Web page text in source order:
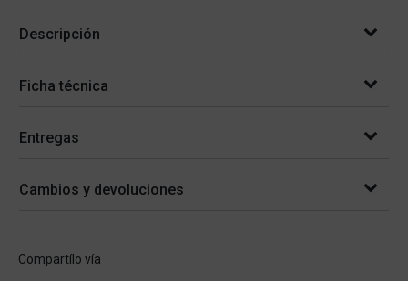
Descripción
Ficha técnica
Entregas
Cambios y devoluciones
Compartílo vía